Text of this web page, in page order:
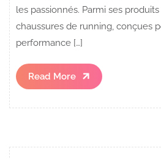
les passionnés. Parmi ses
chaussures de running, conçues
performance […]
Read More
Read
More